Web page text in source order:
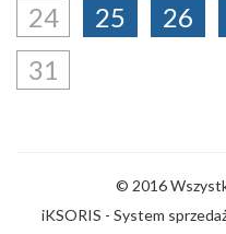
24
25 26
31
© 2016
iKSORIS - System